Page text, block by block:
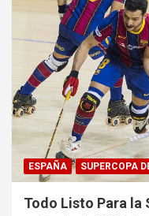
ESPAÑA SUPERCOPA
Todo Listo Para la